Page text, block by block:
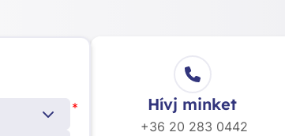
* Hívj minket
+36 20 283 0442